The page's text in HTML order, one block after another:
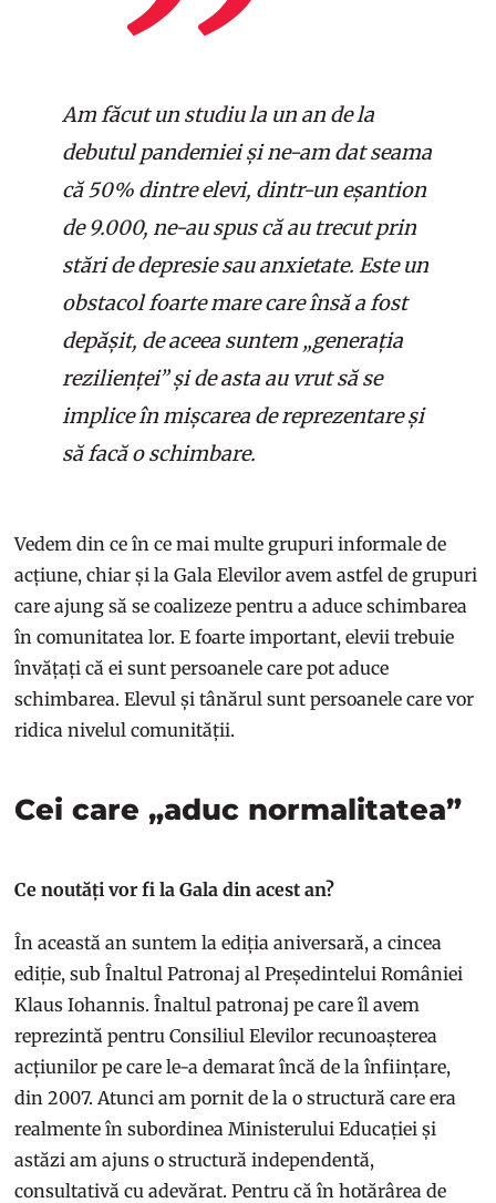
Am făcut un studiu la un an de la
debutul pandemiei și ne-am dat seama
că 50% dintre elevi, dintr-un eșantion
de 9.000, ne-au spus că au trecut prin
stări de depresie sau anxietate. Este un
obstacol foarte mare care însă a fost
depășit, de aceea suntem „generația
rezilienței” și de asta au vrut să se
implice în mișcarea de reprezentare și
să facă o schimbare.
Vedem din ce în ce mai multe grupuri informale de
acțiune, chiar și la Gala Elevilor avem astfel de grupuri
care ajung să se coalizeze pentru a aduce schimbarea
în comunitatea lor. E foarte important, elevii trebuie
învățați că ei sunt persoanele care pot aduce
schimbarea. Elevul și tânărul sunt persoanele care vor
ridica nivelul comunității.
Cei care „aduc normalitatea”
Ce noutăți vor fi la Gala din acest an?
În această an suntem la ediția aniversară, a cincea
ediție, sub Înaltul Patronaj al Președintelui României
Klaus Iohannis. Înaltul patronaj pe care îl avem
reprezintă pentru Consiliul Elevilor recunoașterea
acțiunilor pe care le-a demarat încă de la înființare,
din 2007. Atunci am pornit de la o structură care era
realmente în subordinea Ministerului Educației și
astăzi am ajuns o structură independentă,
consultativă cu adevărat. Pentru că în hotărârea de